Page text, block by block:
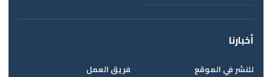
أخبارنا
للنشر في الموقع
فريق العمل